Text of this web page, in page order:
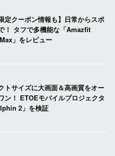
定クーポン情報も】日常からスポ
！ タフで多機能な「Amazfit
」をレビュー
トサイズに大画面＆高画質をオー
ン！ ETOEモバイルプロジェクタ
2」を検証